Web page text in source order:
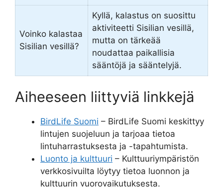
Voinko kalastaa
Sisilian vesillä?
Kyllä, kalastus on suosittu
aktiviteetti Sisilian vesillä,
mutta on tärkeää
noudattaa paikallisia
sääntöjä ja sääntelyjä.
Aiheeseen liittyviä linkkejä
BirdLife Suomi – BirdLife Suomi keskittyy
lintujen suojeluun ja tarjoaa tietoa
lintuharrastuksesta ja -tapahtumista.
Luonto ja kulttuuri – Kulttuuriympäristön
verkkosivuilta löytyy tietoa luonnon ja
kulttuurin vuorovaikutuksesta.